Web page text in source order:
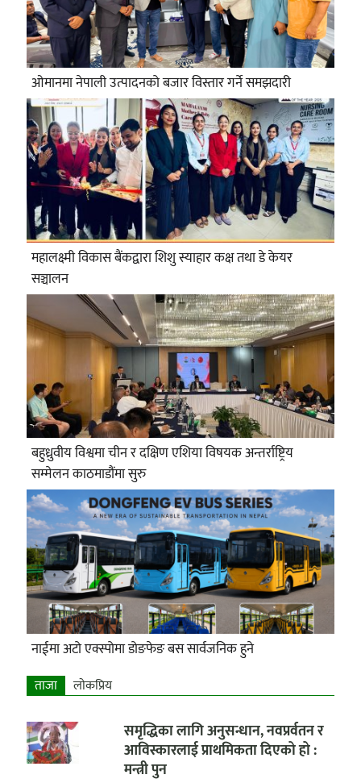
ओमानमा नेपाली उत्पादनको बजार विस्तार गर्ने समझदारी
महालक्ष्मी विकास बैंकद्वारा शिशु स्याहार कक्ष तथा डे केयर
सञ्चालन
बहुध्रुवीय विश्वमा चीन र दक्षिण एशिया विषयक अन्तर्राष्ट्रिय
सम्मेलन काठमाडौंमा सुरु
नाईमा अटो एक्स्पोमा डोङफेङ बस सार्वजनिक हुने
ताजा लाेकप्रिय
समृद्धिका लागि अनुसन्धान, नवप्रर्वतन र
आविस्कारलाई प्राथमिकता दिएको हो :
मन्त्री पुन